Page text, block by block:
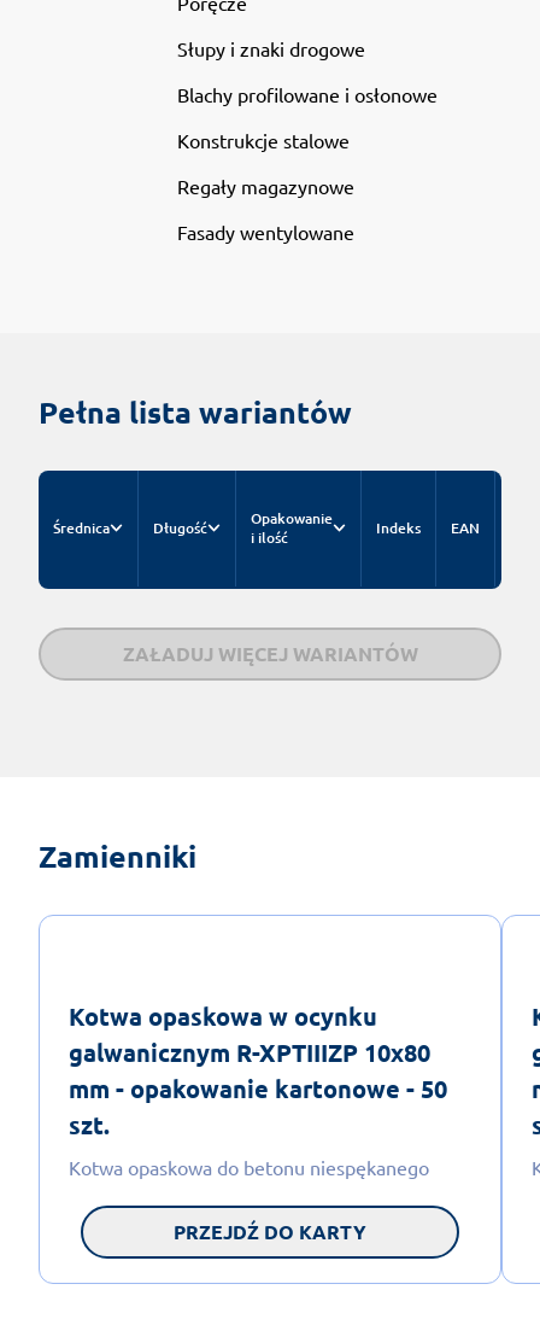
Słupy i znaki drogowe
Blachy profilowane i osłonowe
Konstrukcje stalowe
Regały magazynowe
Fasady wentylowane
Pełna lista wariantów
Średnica Długość
Opakowanie
i ilość
Indeks EAN
ZAŁADUJ WIĘCEJ WARIANTÓW
Zamienniki
Kotwa opaskowa w ocynku
galwanicznym R-XPTIIIZP 10x80
mm - opakowanie kartonowe - 50
szt.
Kotwa opaskowa do betonu niespękanego
PRZEJDŹ DO KARTY